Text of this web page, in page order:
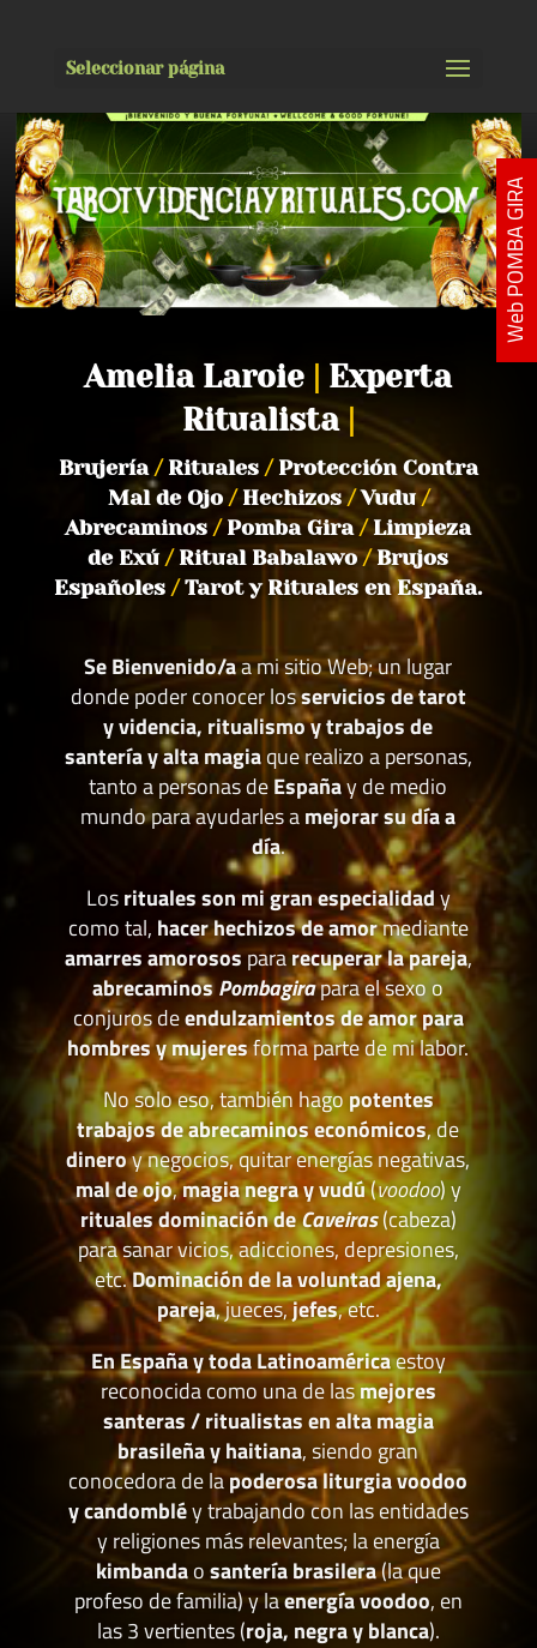
Seleccionar página
Amelia Laroie
Experta
Ritualista
Brujería /Rituales /Protección Contra
Mal de Ojo /Hechizos/Vudu/
Abrecaminos/Pomba Gira/Limpieza
de Exú/Ritual Babalawo/Brujos
Españoles/Tarot y Rituales en España.
Se Bienvenido/aa mi sitio Web; un lugar
donde poder conocer losservicios de tarot
y videncia, ritualismo y trabajos de
santería y alta magiaque realizo a personas,
tanto a personas deEspañay de medio
mundo para ayudarles amejorar su día a
día.
Losrituales son mi gran especialidady
como tal, hacer hechizos de amormediante
amarres amorosospararecuperar la pareja,
abrecaminosPombagirapara el sexo o
conjuros deendulzamientos de amor para
hombres y mujeresforma parte de mi labor.
No solo eso, también hagopotentes
trabajos de abrecaminos económicos, de
dineroy negocios, quitar energías negativas,
mal de ojo,magia negra y vudú(voodoo) y
rituales dominación deCaveiras(cabeza)
para sanar vicios, adicciones, depresiones,
etc.Dominación de la voluntad ajena,
pareja, jueces,jefes, etc.
En España y toda Latinoaméricaestoy
reconocida como una de lasmejores
santeras / ritualistas en alta magia
brasileña y haitiana, siendo gran
conocedora de lapoderosa liturgia voodoo
y candombléy trabajando con las entidades
y religiones más relevantes; la energía
kimbandaosantería brasilera(la que
profeso de familia) y laenergía voodoo, en
las 3 vertientes (roja, negra y blanca).
Web POMBA GIRA